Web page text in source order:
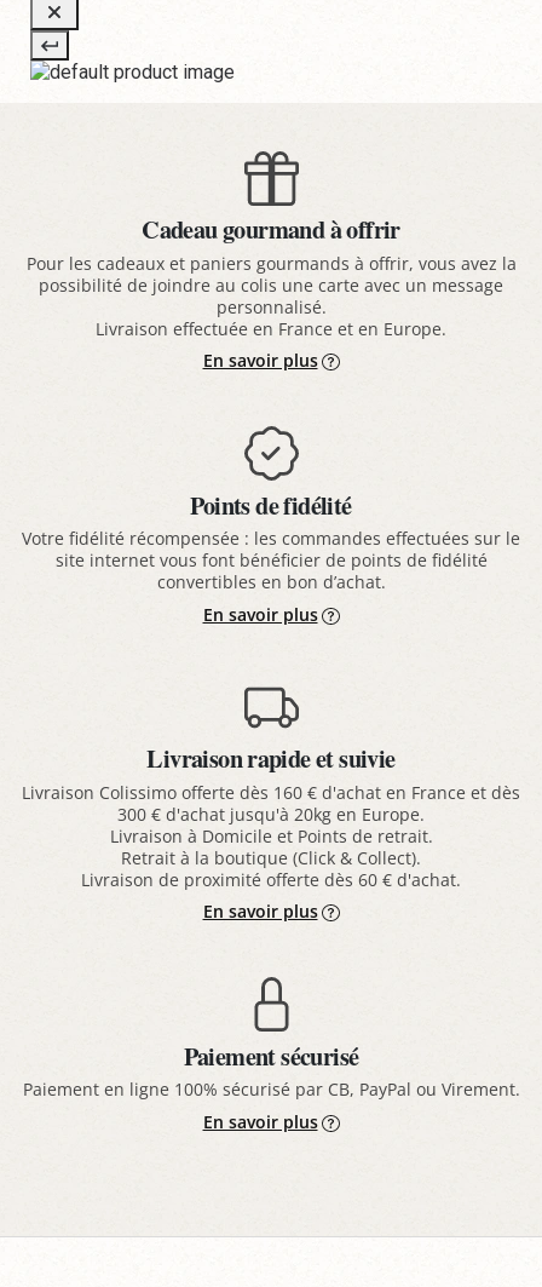
Cadeau gourmand à offrir
Pour les cadeaux et paniers gourmands à offrir, vous avez la
possibilité de joindre au colis une carte avec un message
personnalisé.
Livraison effectuée en France et en Europe.
En savoir plus
Points de fidélité
Votre fidélité récompensée : les commandes effectuées sur le
site internet vous font bénéficier de points de fidélité
convertibles en bon d’achat.
En savoir plus
Livraison rapide et suivie
Livraison Colissimo offerte dès 160 € d'achat en France et dès
300 € d'achat jusqu'à 20kg en Europe.
Livraison à Domicile et Points de retrait.
Retrait à la boutique (Click & Collect).
Livraison de proximité offerte dès 60 € d'achat.
En savoir plus
Paiement sécurisé
Paiement en ligne 100% sécurisé par CB, PayPal ou Virement.
En savoir plus